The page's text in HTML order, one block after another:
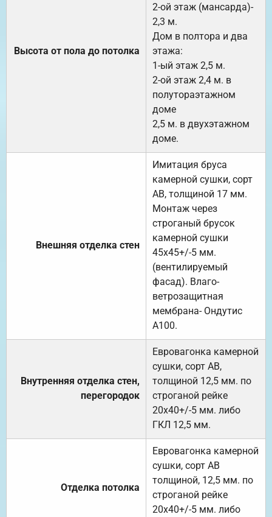
Высота от пола до потолка
2-ой этаж (мансарда)-
2,3 м.
Дом в полтора и два
этажа:
1-ый этаж 2,5 м.
2-ой этаж 2,4 м. в
полутораэтажном
доме
2,5 м. в двухэтажном
доме.
Внешняя отделка стен
Имитация бруса
камерной сушки, сорт
АВ, толщиной 17 мм.
Монтаж через
строганый брусок
камерной сушки
45х45+/-5 мм.
(вентилируемый
фасад). Влаго-
ветрозащитная
мембрана- Ондутис
А100.
Внутренняя отделка стен,
перегородок
Евровагонка камерной
сушки, сорт АВ,
толщиной 12,5 мм. по
строганой рейке
20х40+/-5 мм. либо
ГКЛ 12,5 мм.
Отделка потолка
Евровагонка камерной
сушки, сорт АВ
толщиной, 12,5 мм. по
строганой рейке
20х40+/-5 мм. либо